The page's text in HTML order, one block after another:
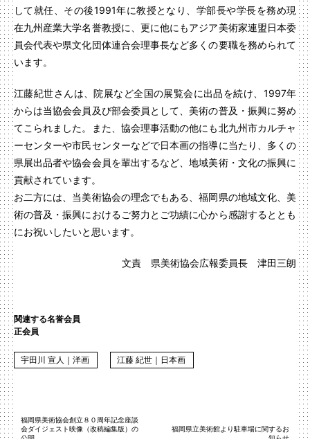
して就任、その後1991年に教授となり、学部長や学長を務め現
在九州産業大学名誉教授に、更に他にもアジア美術家連盟日本委
員会代表や県文化団体連合会理事長など多くの要職を務められて
います。
江藤紀世さんは、院展など全国の展覧会に出品を続け、1997年
からは当協会会員及び部会委員として、美術の普及・振興に努め
てこられました。また、協会理事活動の他にも北九州市カルチャ
ーセンターや市民センターなどで日本画の指導に当たり、多くの
県展出品者や協会会員を輩出するなど、地域美術・文化の振興に
貢献されています。
お二方には、当美術協会の理念でもある、福岡県の地域文化、美
術の普及・振興におけるご努力とご功績に心から感謝するととも
にお祝いしたいと思います。
文責 県美術協会広報委員長 津田三朗
関連する名誉会員
正会員
宇田川 宣人｜洋画 江藤 紀世｜日本画
福岡県美術協会創立８０周年記念座談
会ダイジェスト映像（改稿編集版）の
福岡県立美術館より駐車場に関するお